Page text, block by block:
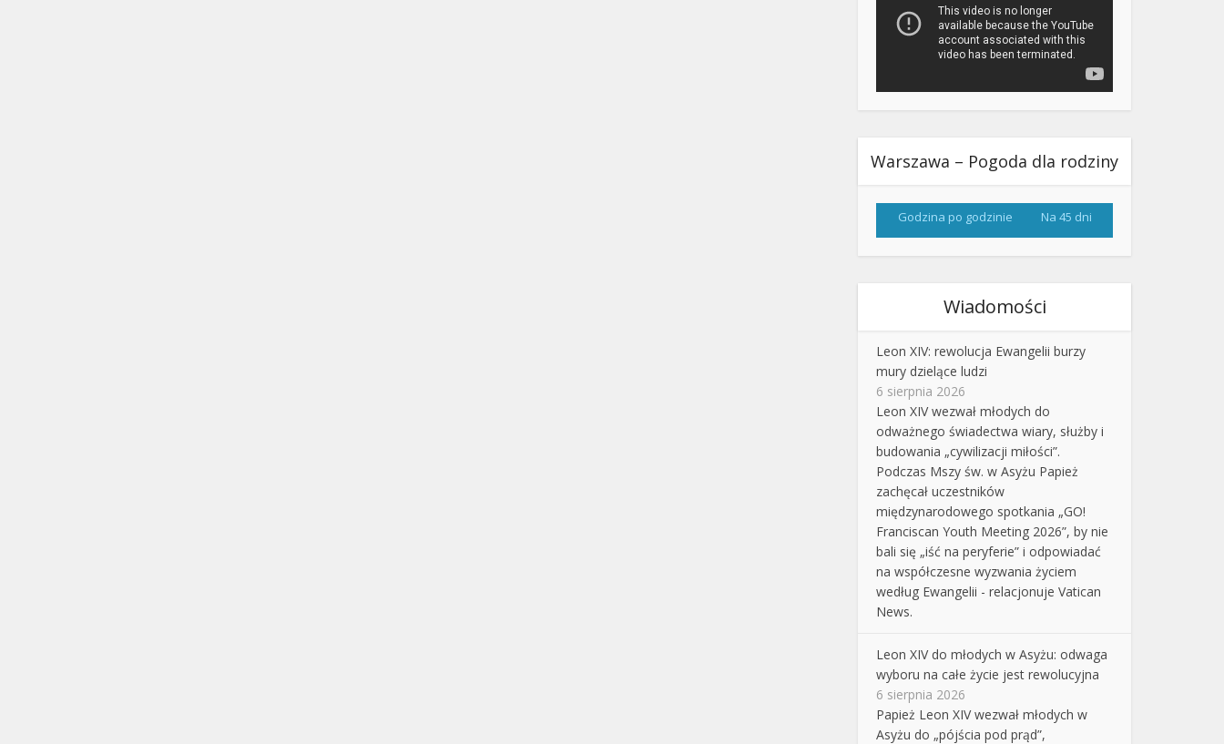
Warszawa – Pogoda dla rodziny
Godzina po godzinie Na 45 dni
Wiadomości
Leon XIV: rewolucja Ewangelii burzy
mury dzielące ludzi
6 sierpnia 2026
Leon XIV wezwał młodych do
odważnego świadectwa wiary, służby i
budowania „cywilizacji miłości”.
Podczas Mszy św. w Asyżu Papież
zachęcał uczestników
międzynarodowego spotkania „GO!
Franciscan Youth Meeting 2026”, by nie
bali się „iść na peryferie” i odpowiadać
na współczesne wyzwania życiem
według Ewangelii - relacjonuje Vatican
News.
Leon XIV do młodych w Asyżu: odwaga
wyboru na całe życie jest rewolucyjna
6 sierpnia 2026
Papież Leon XIV wezwał młodych w
Asyżu do „pójścia pod prąd”,